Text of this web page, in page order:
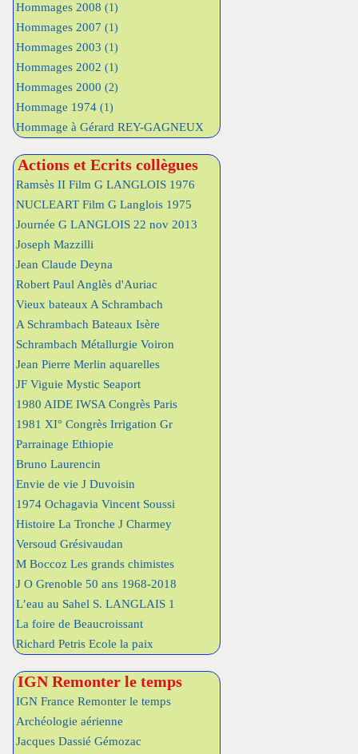
Hommages 2008 (1)
Hommages 2007 (1)
Hommages 2003 (1)
Hommages 2002 (1)
Hommages 2000 (2)
Hommage 1974 (1)
Hommage à Gérard REY-GAGNEUX
Actions et Ecrits collègues
Ramsès II Film G LANGLOIS 1976
NUCLEART Film G Langlois 1975
Journée G LANGLOIS 22 nov 2013
Joseph Mazzilli
Jean Claude Deyna
Robert Paul Anglès d'Auriac
Vieux bateaux A Schrambach
A Schrambach Bateaux Isère
Schrambach Métallurgie Voiron
Jean Pierre Merlin aquarelles
JF Viguie Mystic Seaport
1980 AIDE IWSA Congrès Paris
1981 XI° Congrès Irrigation Gr
Parrainage Ethiopie
Bruno Laurencin
Envie de vie J Duvoisin
1974 Ochagavia Vincent Soussi
Histoire La Tronche J Charmey
Versoud Grésivaudan
M Boccoz Les grands chimistes
J O Grenoble 50 ans 1968-2018
L’eau au Sahel S. LANGLAIS 1
La foire de Beaucroissant
Richard Petris Ecole la paix
IGN Remonter le temps
IGN France Remonter le temps
Archéologie aérienne
Jacques Dassié Gémozac